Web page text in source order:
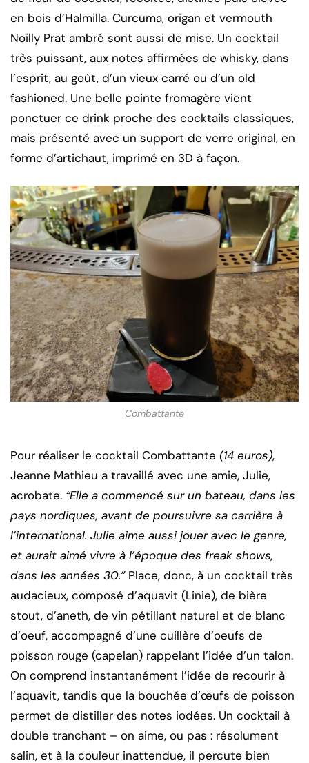
en bois d’Halmilla. Curcuma, origan et vermouth
Noilly Prat ambré sont aussi de mise. Un cocktail
très puissant, aux notes affirmées de whisky, dans
l’esprit, au goût, d’un vieux carré ou d’un old
fashioned. Une belle pointe fromagère vient
ponctuer ce drink proche des cocktails classiques,
mais présenté avec un support de verre original, en
forme d’artichaut, imprimé en 3D à façon.
Combattante
Pour réaliser le cocktail Combattante (14 euros),
Jeanne Mathieu a travaillé avec une amie, Julie,
acrobate. “Elle a commencé sur un bateau, dans les
pays nordiques, avant de poursuivre sa carrière à
l’international. Julie aime aussi jouer avec le genre,
et aurait aimé vivre à l’époque des freak shows,
dans les années 30.” Place, donc, à un cocktail très
audacieux, composé d’aquavit (Linie), de bière
stout, d’aneth, de vin pétillant naturel et de blanc
d’oeuf, accompagné d’une cuillère d’oeufs de
poisson rouge (capelan) rappelant l’idée d’un talon.
On comprend instantanément l’idée de recourir à
l’aquavit, tandis que la bouchée d’œufs de poisson
permet de distiller des notes iodées. Un cocktail à
double tranchant – on aime, ou pas : résolument
salin, et à la couleur inattendue, il percute bien